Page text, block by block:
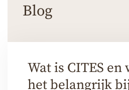
Blog
Wat is CITES en
het belangrijk